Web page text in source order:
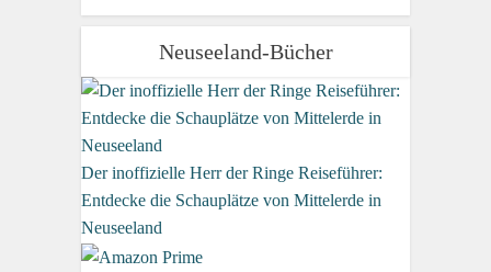
Neuseeland-Bücher
Der inoffizielle Herr der Ringe Reiseführer:
Entdecke die Schauplätze von Mittelerde in
Neuseeland